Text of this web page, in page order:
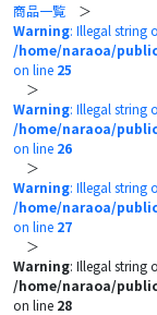
商品一覧 ＞
Warning: Illegal string
/home/naraoa/
on line 25
＞
Warning: Illegal string
/home/naraoa/
on line 26
＞
Warning: Illegal string
/home/naraoa/
on line 27
＞
Warning: Illegal string
/home/naraoa/
on line 28